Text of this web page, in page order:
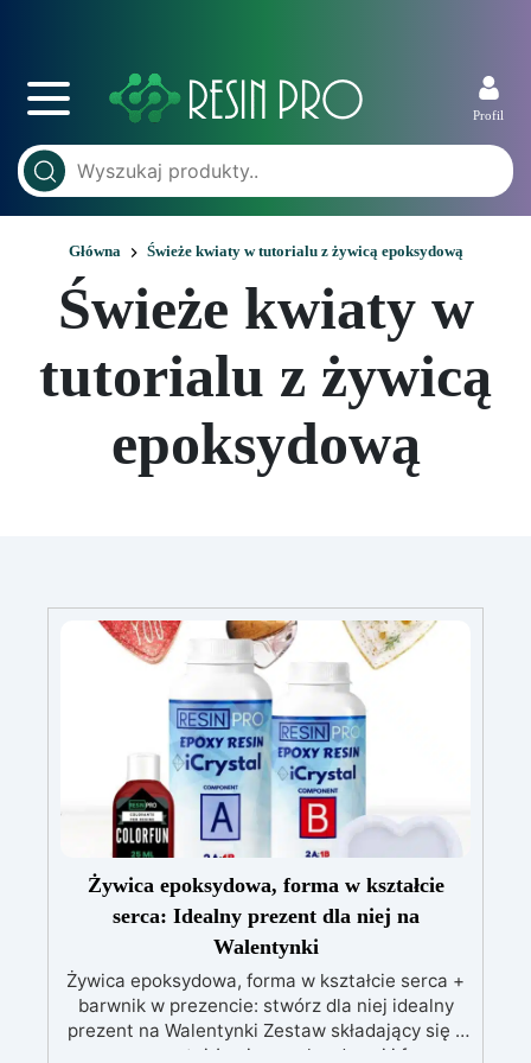
Profil
Główna Świeże kwiaty w tutorialu z żywicą epoksydową
Świeże kwiaty w
tutorialu z żywicą
epoksydową
Żywica epoksydowa, forma w kształcie
serca: Idealny prezent dla niej na
Walentynki
Żywica epoksydowa, forma w kształcie serca +
barwnik w prezencie: stwórz dla niej idealny
prezent na Walentynki Zestaw składający się z
przezroczystej żywicy epoksydowej i formy